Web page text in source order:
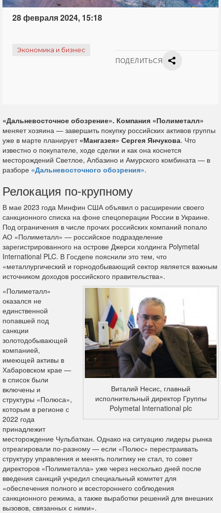
28 февраля 2024, 15:18
Экономика и бизнес
ПОДЕЛИТЬСЯ
«Дальневосточное обозрение». Компания «Полиметалл»
меняет хозяина — завершить покупку российских активов группы
уже в марте планирует «Мангазея» Сергея Янчукова. Что
известно о покупателе, ходе сделки и как она коснется
месторождений Светлое, Албазино и Амурского комбината — в
разборе «Дальневосточного обозрения».
Релокация по-крупному
В мае 2023 года Минфин США объявил о расширении своего
санкционного списка на фоне спецоперации России в Украине.
Под ограничения в числе прочих российских компаний попало
АО «Полиметалл» — российское подразделение
зарегистрированного на острове Джерси холдинга Polymetal
International PLC. В Госдепе пояснили это тем, что
«металлургический и горнодобывающий сектор является важным
источником доходов российского правительства».
Виталий Несис, главный
исполнительный директор Группы
Polymetal International plc
«Полиметалл»
оказался не
единственной
попавшей под
санкции
золотодобывающей
компанией,
имеющей активы в
Хабаровском крае —
в список были
включены и
структуры «Полюса»,
которым в регионе с
2022 года
принадлежит
месторождение Чульбаткан. Однако на ситуацию лидеры рынка
отреагировали по-разному — если «Полюс» перестраивать
структуру управления и менять политику не стал, то совет
директоров «Полиметалла» уже через несколько дней после
введения санкций учредил специальный комитет для
«обеспечения полного и всестороннего соблюдения
санкционного режима, а также выработки решений для внешних
вызовов, связанных с ними».